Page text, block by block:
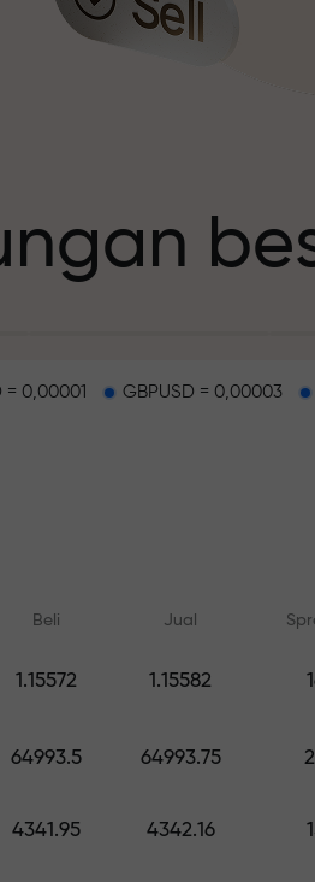
dan di
hadiah senilai
= 0,00001 GBPUSD = 0,00003
Beli Jual
1.15572 1.15582
64993.5 64993.75
4341.95 4342.16
dan webinar untuk semua level